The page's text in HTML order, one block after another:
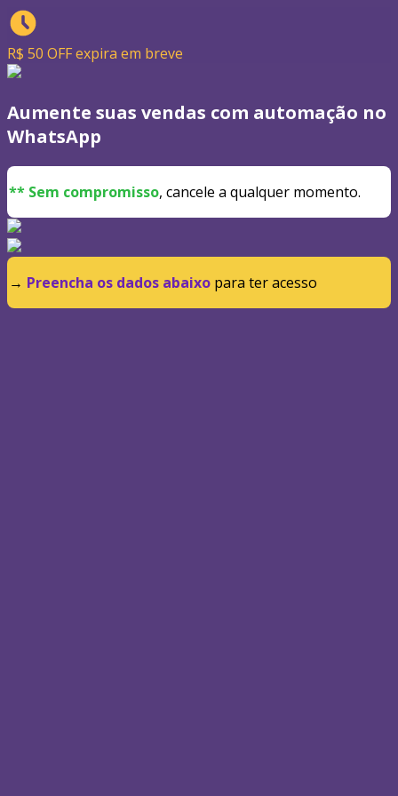
R$ 50 OFF expira em breve
Aumente suas vendas com automação no
WhatsApp
** Sem compromisso, cancele a qualquer momento.
→ Preencha os dados abaixo para ter acesso